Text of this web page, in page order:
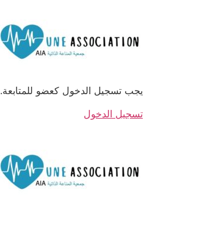
يجب تسجيل الدخول كعضو للمتابعة.
تسجيل الدخول